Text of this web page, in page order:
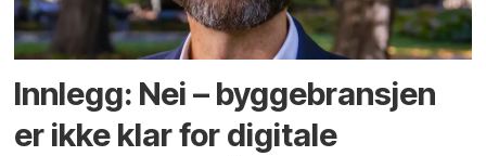
Innlegg: Nei – byggebransjen
er ikke klar for digitale